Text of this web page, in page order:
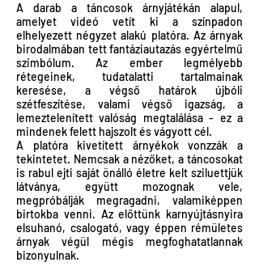
A darab a táncosok árnyjátékán alapul,
amelyet videó vetít ki a színpadon
elhelyezett négyzet alakú platóra. Az árnyak
birodalmában tett fantáziautazás egyértelmű
szimbólum. Az ember legmélyebb
rétegeinek, tudatalatti tartalmainak
keresése, a végső határok újbóli
szétfeszítése, valami végső igazság, a
lemeztelenített valóság megtalálása - ez a
mindenek felett hajszolt és vágyott cél.
A platóra kivetített árnyékok vonzzák a
tekintetet. Nemcsak a nézőket, a táncosokat
is rabul ejti saját önálló életre kelt sziluettjük
látványa, együtt mozognak vele,
megpróbálják megragadni, valamiképpen
birtokba venni. Az előttünk karnyújtásnyira
elsuhanó, csalogató, vagy éppen rémületes
árnyak végül mégis megfoghatatlannak
bizonyulnak.